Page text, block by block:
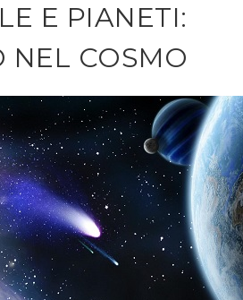
E PIANETI:
NEL COSMO